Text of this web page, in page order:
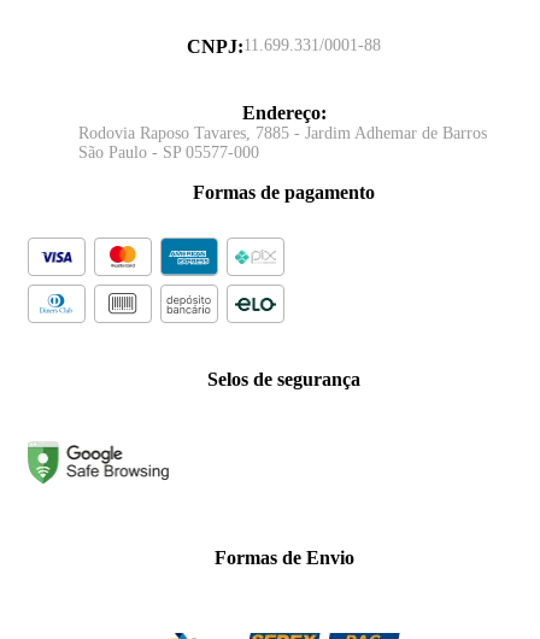
CNPJ:11.699.331/0001-88
Endereço:
Rodovia Raposo Tavares, 7885 - Jardim Adhemar de Barros
São Paulo - SP 05577-000
Formas de pagamento
Selos de segurança
Formas de Envio